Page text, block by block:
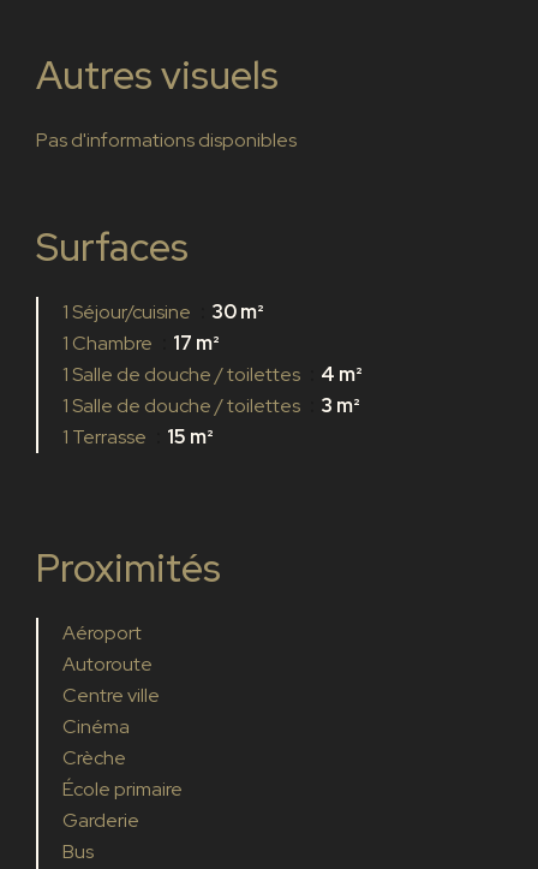
Autres visuels
Pas d'informations disponibles
Surfaces
1 Séjour/cuisine
30 m²
1 Chambre
17 m²
1 Salle de douche / toilettes
4 m²
1 Salle de douche / toilettes
3 m²
1 Terrasse
15 m²
Proximités
Aéroport
Autoroute
Centre ville
Cinéma
Crèche
École primaire
Garderie
Bus